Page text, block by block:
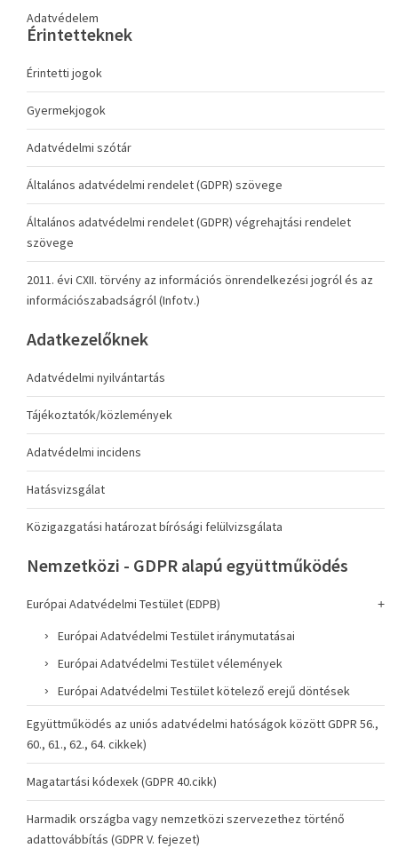
Adatvédelem
Érintetteknek
Érintetti jogok
Gyermekjogok
Adatvédelmi szótár
Általános adatvédelmi rendelet (GDPR) szövege
Általános adatvédelmi rendelet (GDPR) végrehajtási rendelet
szövege
2011. évi CXII. törvény az információs önrendelkezési jogról és az
információszabadságról (Infotv.)
Adatkezelőknek
Adatvédelmi nyilvántartás
Tájékoztatók/közlemények
Adatvédelmi incidens
Hatásvizsgálat
Közigazgatási határozat bírósági felülvizsgálata
Nemzetközi - GDPR alapú együttműködés
Európai Adatvédelmi Testület (EDPB)
Európai Adatvédelmi Testület iránymutatásai
Európai Adatvédelmi Testület vélemények
Európai Adatvédelmi Testület kötelező erejű döntések
Együttműködés az uniós adatvédelmi hatóságok között GDPR 56.,
60., 61., 62., 64. cikkek)
Magatartási kódexek (GDPR 40.cikk)
Harmadik országba vagy nemzetközi szervezethez történő
adattovábbítás (GDPR V. fejezet)